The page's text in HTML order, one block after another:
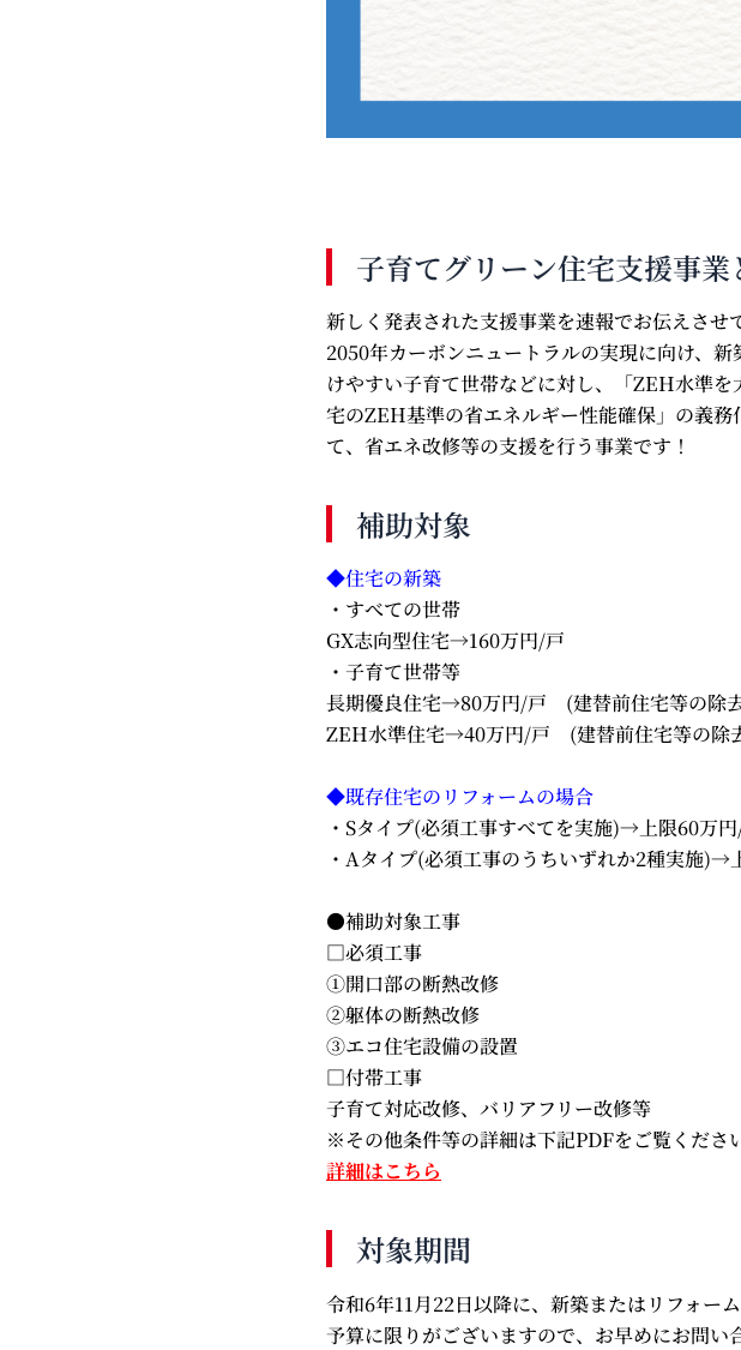
子育てグリーン住宅支援事業
新しく発表された支援事業を速報でお伝えさせ
2050年カーボンニュートラルの実現に向け、
けやすい子育て世帯などに対し、「ZEH水準
宅のZEH基準の省エネルギー性能確保」の義
て、省エネ改修等の支援を行う事業です！
補助対象
◆住宅の新築
・すべての世帯
GX志向型住宅→160万円/戸
・子育て世帯等
長期優良住宅→80万円/戸 (建替前住宅等の除
ZEH水準住宅→40万円/戸 (建替前住宅等の除
◆既存住宅のリフォームの場合
・Sタイプ(必須工事すべてを実施)→上限60万
・Aタイプ(必須工事のうちいずれか2種実施)→
●補助対象工事
□必須工事
①開口部の断熱改修
②躯体の断熱改修
③エコ住宅設備の設置
□付帯工事
子育て対応改修、バリアフリー改修等
※その他条件等の詳細は下記PDFをご覧くださ
詳細はこちら
対象期間
令和6年11月22日以降に、新築またはリフォー
予算に限りがございますので、お早めにお問い